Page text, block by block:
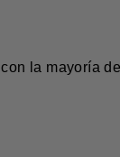
la mayoría